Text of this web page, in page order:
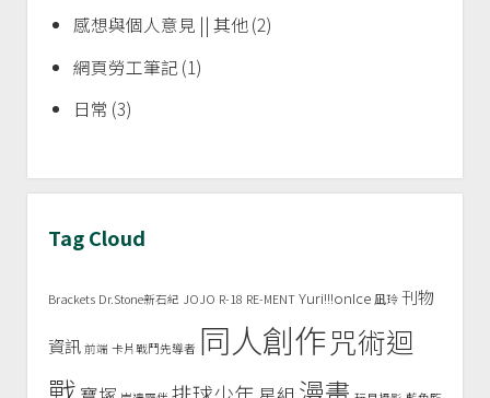
感想與個人意見 || 其他(2)
網頁勞工筆記(1)
日常 (3)
Tag Cloud
Brackets Dr.Stone新石紀 JOJO R-18 RE-MENT Yuri!!!onIce 凪玲 刊物
資訊 前端 卡片戰鬥先導者 同人創作咒術迴
戰